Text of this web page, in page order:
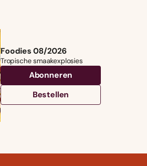
Foodies 08/2026
Tropische smaakexplosies
Abonneren
Bestellen